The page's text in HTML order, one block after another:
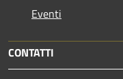
Eventi
CONTATTI